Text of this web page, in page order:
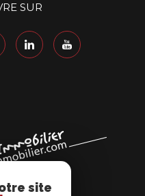
SUR
site